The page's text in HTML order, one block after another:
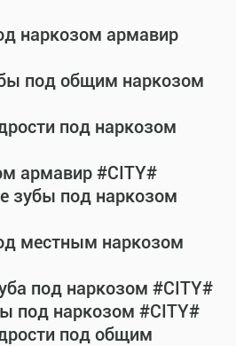
наркозом армавир
под общим наркозом
под наркозом
армавир #CITY#
зубы под наркозом
местным наркозом
под наркозом #CITY#
под наркозом #CITY#
под общим